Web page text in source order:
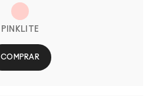
PINKLITE
COMPRAR